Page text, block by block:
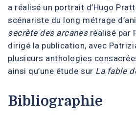
a réalisé un portrait d’Hugo
scénariste du long métrage
secrète des arcanes réalisé par
dirigé la publication, avec
plusieurs anthologies
ainsi qu’une étude sur La fable
Bibliographie